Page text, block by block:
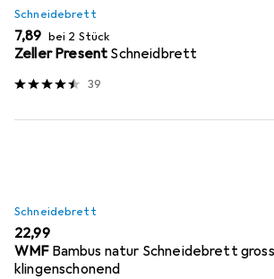
Schneidebrett
EUR
7,89 bei 2 Stück
Zeller Present Schneidbrett
39
Schneidebrett
EUR
22,99
WMF Bambus natur Schneidebrett
klingenschonend